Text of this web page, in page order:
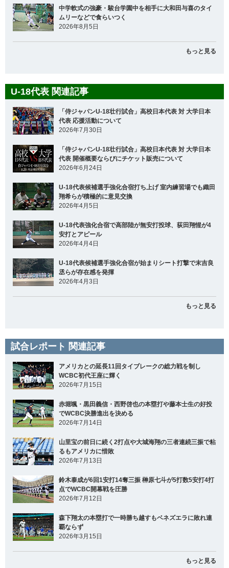
中学軟式の強豪・駿台学園中を相手に大和田与喜のタイ
ムリーなどで食らいつく
2026年8月5日
もっと見る
U-18代表 関連記事
「侍ジャパンU-18壮行試合」高校日本代表 対 大学日本
代表 応援活動について
2026年7月30日
「侍ジャパンU-18壮行試合」高校日本代表 対 大学日本
代表 開催概要ならびにチケット販売について
2026年6月24日
U-18代表候補選手強化合宿打ち上げ 室内練習場でも織田
翔希らが積極的に意見交換
2026年4月5日
U-18代表強化合宿で高部陸が無安打投球、荻田翔惺が4
安打とアピール
2026年4月4日
U-18代表候補選手強化合宿が始まりシート打撃で末吉良
丞らが存在感を発揮
2026年4月3日
もっと見る
試合レポート 関連記事
アメリカとの延長11回タイブレークの総力戦を制し
WCBC初代王座に輝く
2026年7月15日
赤堀颯・黒田義信・西野啓也の本塁打や藤本士生の好投
でWCBC決勝進出を決める
2026年7月14日
山里宝の前日に続く2打点や大城海翔の三者連続三振で粘
るもアメリカに惜敗
2026年7月13日
鈴木泰成が6回1安打14奪三振 榊原七斗が5打数5安打4打
点でWCBC開幕戦を圧勝
2026年7月12日
森下翔太の本塁打で一時勝ち越すもベネズエラに敗れ連
覇ならず
2026年3月15日
もっと見る